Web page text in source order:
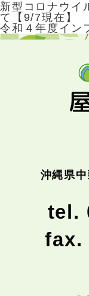
新型コロナウイ
て【9/7現在】
令和４年度イン
沖縄県
tel.
fax.